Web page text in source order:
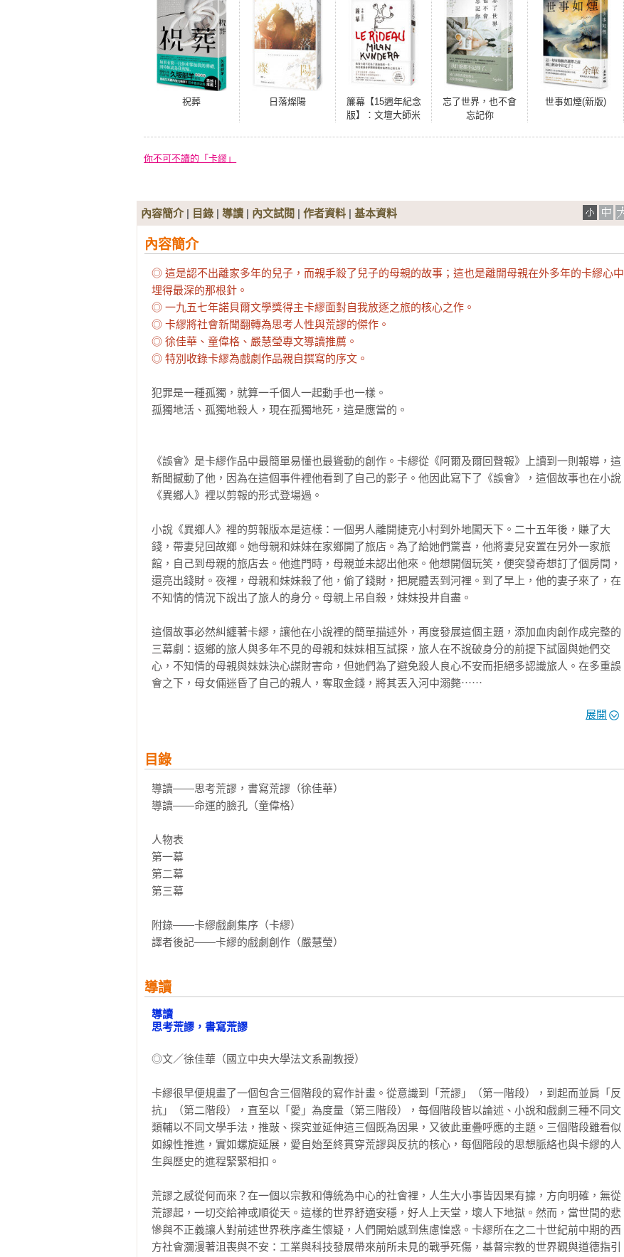
祝葬 日落燦陽
簾幕【15週年紀念
版】：文壇大師米
忘了世界，也不會
忘記你
世事如煙(新版)
你不可不讀的「卡繆」
內容簡介| 目錄 | 導讀 | 內文試閱 | 作者資料 | 基本資料
內容簡介
◎ 這是認不出離家多年的兒子，而親手殺了兒子的母親的故事；這也是離開母親在外多年的卡繆心中
埋得最深的那根針。
◎ 一九五七年諾貝爾文學獎得主卡繆面對自我放逐之旅的核心之作。
◎ 卡繆將社會新聞翻轉為思考人性與荒謬的傑作。
◎ 徐佳華、童偉格、嚴慧瑩專文導讀推薦。
◎ 特別收錄卡繆為戲劇作品親自撰寫的序文。
犯罪是一種孤獨，就算一千個人一起動手也一樣。
孤獨地活、孤獨地殺人，現在孤獨地死，這是應當的。
《誤會》是卡繆作品中最簡單易懂也最聳動的創作。卡繆從《阿爾及爾回聲報》上讀到一則報導，這
新聞撼動了他，因為在這個事件裡他看到了自己的影子。他因此寫下了《誤會》，這個故事也在小說
《異鄉人》裡以剪報的形式登場過。
小說《異鄉人》裡的剪報版本是這樣：一個男人離開捷克小村到外地闖天下。二十五年後，賺了大
錢，帶妻兒回故鄉。她母親和妹妹在家鄉開了旅店。為了給她們驚喜，他將妻兒安置在另外一家旅
館，自己到母親的旅店去。他進門時，母親並未認出他來。他想開個玩笑，便突發奇想訂了個房間，
還亮出錢財。夜裡，母親和妹妹殺了他，偷了錢財，把屍體丟到河裡。到了早上，他的妻子來了，在
不知情的情況下說出了旅人的身分。母親上吊自殺，妹妹投井自盡。
這個故事必然糾纏著卡繆，讓他在小說裡的簡單描述外，再度發展這個主題，添加血肉創作成完整的
三幕劇：返鄉的旅人與多年不見的母親和妹妹相互試探，旅人在不說破身分的前提下試圖與她們交
心，不知情的母親與妹妹決心謀財害命，但她們為了避免殺人良心不安而拒絕多認識旅人。在多重誤
會之下，母女倆迷昏了自己的親人，奪取金錢，將其丟入河中溺斃⋯⋯
這個故事刺痛了卡繆的心，這來自於他從北非到法國流徙生涯的恐懼，也因為他把母親留在阿爾及爾
也因為《誤會》這個故事對卡繆意義重大，他在兩個作品裡都寫到它，但卻用了相異的手法來呈現：
《異鄉人》的主角莫梭被檢察官和媒體控訴形同謀殺了母親，而《誤會》裡的故事則是母親殺死了兒
子，像是對映的兩面，顯現出卡繆思考人類荒謬處境的最佳案例。
最深刻的辯證。
卡繆荒謬系列四部曲：《異鄉人》、《薛西弗斯的神話》、《卡里古拉》、《誤會》
mal和entendu組成，字面原意為誤聽、聽不清楚，引申為誤會、誤解，搬演著人與人之間的各說各
話、彼此揣測，誰也無法幫誰，無人得到拯救。然而悲劇的設定之下卻確實隱含著正面寓意 ：在是非
「卡繆是藉由《誤會》，反向展演了一個事關人之存有的積極建議。亦是因此，一方面我們可知，就
創作思維而言，《誤會》明確位於《卡里古拉》，這部卡繆「荒謬時期」代表劇作的延長線上，而以
為否定自身，《誤會》裡的尚，終究毀滅了此身所向的所有人。」
「在《異鄉人》中，莫梭在囚室床墊下發現一截發黃的報紙，上面刊載的就是（《誤會》的故事來
源）這則社會新聞，莫梭的感想是：『我認為那個旅人有點活該，玩笑不能亂開』。這句話毋寧就是
《誤會》的精髓：面對嚴肅的生命，必須真誠，不能亂開玩笑！其實很簡單，不必屈服於荒謬的命
運，不必拐彎抹角，不必猜測揣度，不必把情況弄得複雜，只消說出事實，按照人性、常理說自己是
把話講清楚明白。』」
——嚴慧瑩，〈卡繆的戲劇創作〉
「那是撕破的、發黃的剪報，裡面提到某個不知名國家的男人（莫梭想像那是捷克），離家多年後回
展開
目錄
導讀——思考荒謬，書寫荒謬（徐佳華）
導讀——命運的臉孔（童偉格）
人物表
第一幕
第二幕
第三幕
附錄——卡繆戲劇集序（卡繆）
譯者後記——卡繆的戲劇創作（嚴慧瑩）
導讀
導讀
思考荒謬，書寫荒謬
◎文／徐佳華（國立中央大學法文系副教授）
卡繆很早便規畫了一個包含三個階段的寫作計畫。從意識到「荒謬」（第一階段），到起而並肩「反
抗」（第二階段），直至以「愛」為度量（第三階段），每個階段皆以論述、小說和戲劇三種不同文
類輔以不同文學手法，推敲、探究並延伸這三個既為因果，又彼此重疊呼應的主題。三個階段雖看似
如線性推進，實如螺旋延展，愛自始至終貫穿荒謬與反抗的核心，每個階段的思想脈絡也與卡繆的人
生與歷史的進程緊緊相扣。
荒謬之感從何而來？在一個以宗教和傳統為中心的社會裡，人生大小事皆因果有據，方向明確，無從
荒謬起，一切交給神或順從天。這樣的世界舒適安穩，好人上天堂，壞人下地獄。然而，當世間的悲
慘與不正義讓人對前述世界秩序產生懷疑，人們開始感到焦慮惶惑。卡繆所在之二十世紀前中期的西
方社會瀰漫著沮喪與不安：工業與科技發展帶來前所未見的戰爭死傷，基督宗教的世界觀與道德指引